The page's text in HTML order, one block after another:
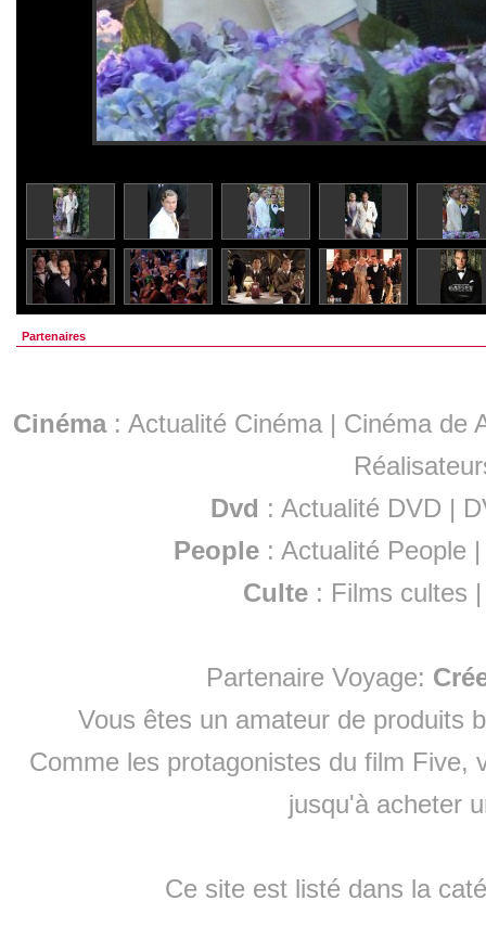
Partenaires
Cinéma: Actualité Cinéma | Cinéma de
Dvd : Actualité DVD |
People :Actualité People
Culte : Films cultes
Partenaire Voyage:
Vous êtes un amateur de produits
Comme les protagonistes du film Five,
jusqu'à acheter
Ce site est listé dans la